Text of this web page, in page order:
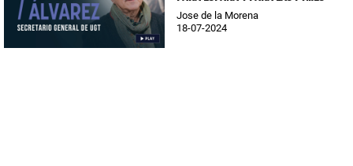
Jose de la Morena
18-07-2024